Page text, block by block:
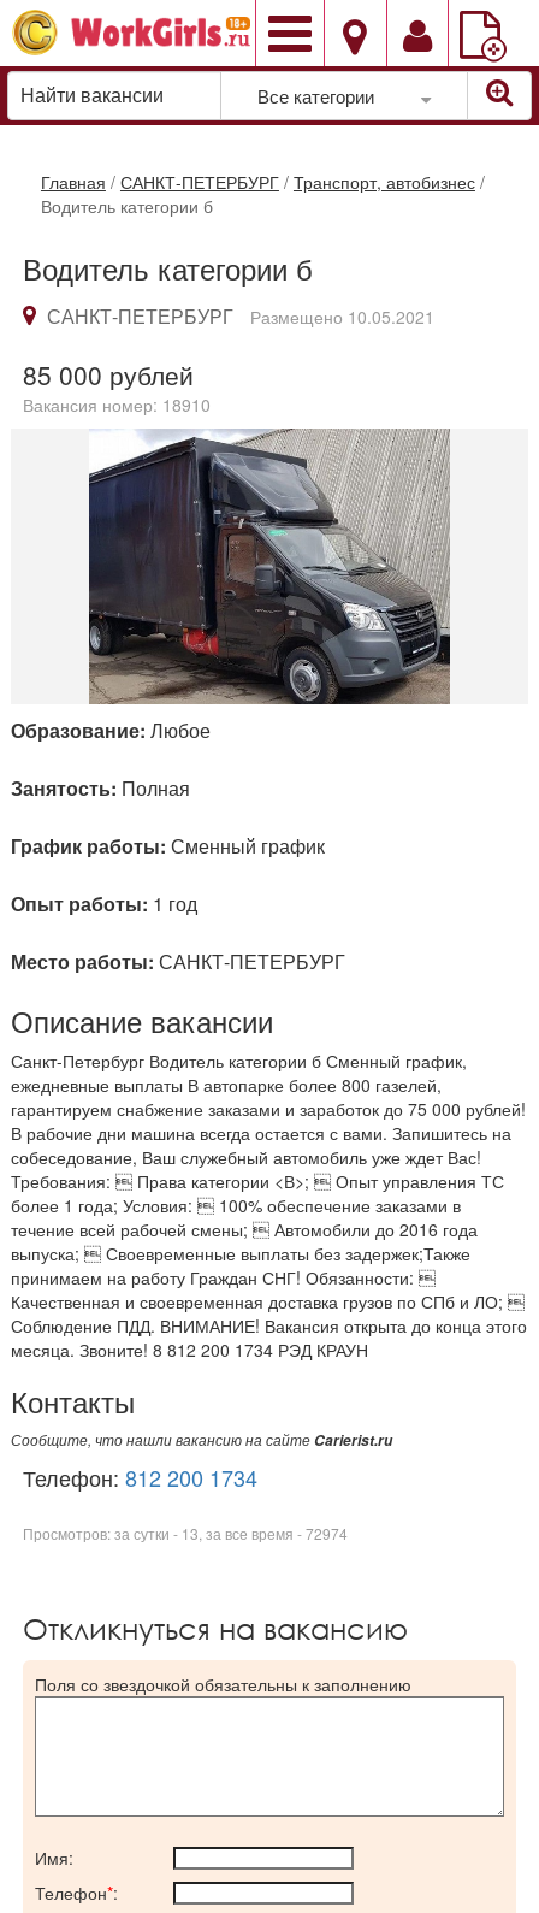
Добавить
вакансию
Все категории
Главная / САНКТ-ПЕТЕРБУРГ / Транспорт, автобизнес /
Водитель категории б
Водитель категории б
САНКТ-ПЕТЕРБУРГ Размещено 10.05.2021
85 000 рублей
Вакансия номер: 18910
Образование: Любое
Занятость: Полная
График работы: Сменный график
Опыт работы: 1 год
Место работы: САНКТ-ПЕТЕРБУРГ
Описание вакансии
Санкт-Петербург Водитель категории б Сменный график,
ежедневные выплаты В автопарке более 800 газелей,
гарантируем снабжение заказами и заработок до 75 000 рублей!
В рабочие дни машина всегда остается с вами. Запишитесь на
собеседование, Ваш служебный автомобиль уже ждет Вас!
Требования:  Права категории <В>;  Опыт управления ТС
более 1 года; Условия:  100% обеспечение заказами в
течение всей рабочей смены;  Автомобили до 2016 года
выпуска;  Своевременные выплаты без задержек;Также
принимаем на работу Граждан СНГ! Обязанности: 
Качественная и своевременная доставка грузов по СПб и ЛО; 
Соблюдение ПДД. ВНИМАНИЕ! Вакансия открыта до конца этого
месяца. Звоните! 8 812 200 1734 РЭД КРАУН
Контакты
Сообщите, что нашли вакансию на сайте Carierist.ru
Телефон: 812 200 1734
Просмотров: за сутки - 13, за все время - 72974
Откликнуться на вакансию
Поля со звездочкой обязательны к заполнению
Имя:
Телефон*: